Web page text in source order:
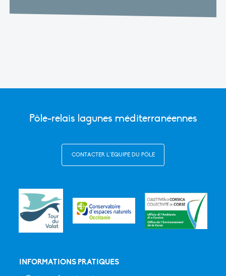
Pôle-relais lagunes méditerranéennes
CONTACTER L’ÉQUIPE DU PÔLE
INFORMATIONS PRATIQUES